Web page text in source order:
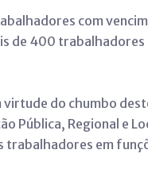
com
de 400 trabalhadores
virtude do chumbo
Regional e
trabalhadores em